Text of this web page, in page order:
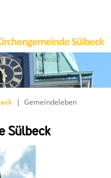
Gemeindeleben
Sülbeck